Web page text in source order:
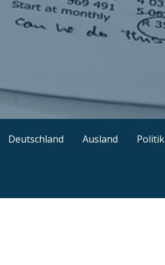
Tipps
Deutschland Ausland Politik